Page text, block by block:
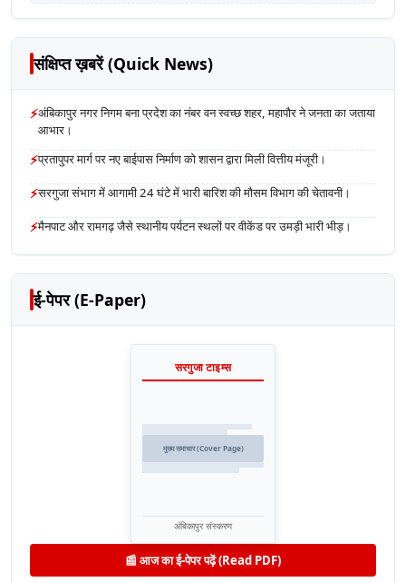
संक्षिप्त ख़बरें (Quick News)
⚡अंबिकापुर नगर निगम बना प्रदेश का नंबर वन स्वच्छ शहर, महापौर ने जनता का जताया
आभार।
⚡प्रतापुपर मार्ग पर नए बाईपास निर्माण को शासन द्वारा मिली वित्तीय मंजूरी।
⚡सरगुजा संभाग में आगामी 24 घंटे में भारी बारिश की मौसम विभाग की चेतावनी।
⚡मैनपाट और रामगढ़ जैसे स्थानीय पर्यटन स्थलों पर वीकेंड पर उमड़ी भारी भीड़।
ई-पेपर (E-Paper)
सरगुजा टाइम्स
मुख्य समाचार (Cover Page)
अंबिकापुर संस्करण
📰 आज का ई-पेपर पढ़ें (Read PDF)